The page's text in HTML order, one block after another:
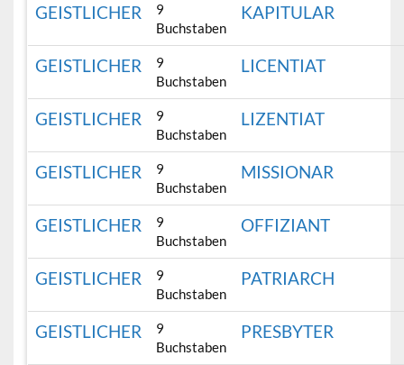
GEISTLICHER
9
Buchstaben
KAPITULAR
GEISTLICHER
9
Buchstaben
LICENTIAT
GEISTLICHER
9
Buchstaben
LIZENTIAT
GEISTLICHER
9
Buchstaben
MISSIONAR
GEISTLICHER
9
Buchstaben
OFFIZIANT
GEISTLICHER
9
Buchstaben
PATRIARCH
GEISTLICHER
9
Buchstaben
PRESBYTER